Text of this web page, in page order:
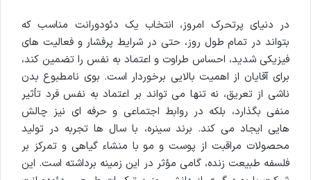
در دنیای پرتحرک امروز، انتخاب یک دئودورانت مناسب که
بتواند در تمام طول روز، حتی در شرایط پرفشار و فعالیت های
فیزیکی شدید، احساس طراوت و اعتماد به نفس را تضمین کند،
برای آقایان از اهمیت بالایی برخوردار است. بوی نامطبوع بدن
ناشی از تعریق، نه تنها می تواند بر اعتماد به نفس فرد تأثیر
منفی بگذارد، بلکه در روابط اجتماعی و حرفه ای نیز چالش
هایی ایجاد می کند. برند سینره، با سال ها تجربه در تولید
محصولات مراقبت از پوست و مو با منشاء گیاهی و تمرکز بر
فلسفه طبیعت زنده، گامی مؤثر در این زمینه برداشته است. این